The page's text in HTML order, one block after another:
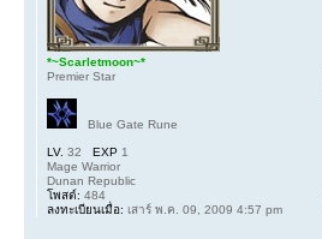
*~Scarletmoon~*
Premier Star
Blue Gate Rune
LV. 32 EXP 1
Mage Warrior
Dunan Republic
โพสต์: 484
ลงทะเบียนเมื่อ: เสาร์ พ.ค. 09, 2009 4:57 pm